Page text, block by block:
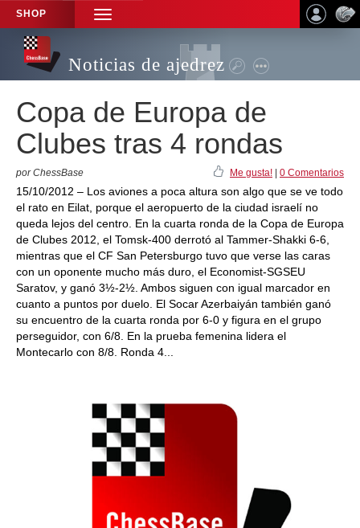
SHOP
TOGGLE
NAVIGATION
Noticias de ajedrez
Copa de Europa de
Clubes tras 4 rondas
por ChessBase Me gusta! 0 Comentarios
15/10/2012 – Los aviones a poca altura son algo que se ve todo
el rato en Eilat, porque el aeropuerto de la ciudad israelí no
queda lejos del centro. En la cuarta ronda de la Copa de Europa
de Clubes 2012, el Tomsk-400 derrotó al Tammer-Shakki 6-6,
mientras que el CF San Petersburgo tuvo que verse las caras
con un oponente mucho más duro, el Economist-SGSEU
Saratov, y ganó 3½-2½. Ambos siguen con igual marcador en
cuanto a puntos por duelo. El Socar Azerbaiyán también ganó
su encuentro de la cuarta ronda por 6-0 y figura en el grupo
perseguidor, con 6/8. En la prueba femenina lidera el
Montecarlo con 8/8. Ronda 4...